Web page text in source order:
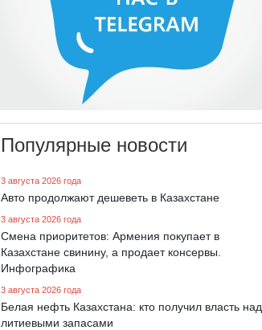
Популярные новости
3 августа 2026 года
Авто продолжают дешеветь в Казахстане
3 августа 2026 года
Смена приоритетов: Армения покупает в
Казахстане свинину, а продает консервы.
Инфографика
3 августа 2026 года
Белая нефть Казахстана: кто получил власть над
литиевыми запасами